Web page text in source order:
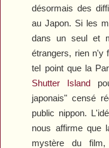
désormais des
au Japon. Si les
dans un seul et
étrangers, rien n'y
tel point que la
Shutter Island
japonais" censé
public nippon.
nous affirme que
mystère du